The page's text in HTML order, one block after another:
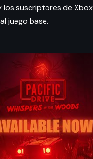
los suscriptores de
juego base.